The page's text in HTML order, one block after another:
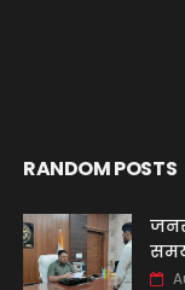
RANDOM POSTS